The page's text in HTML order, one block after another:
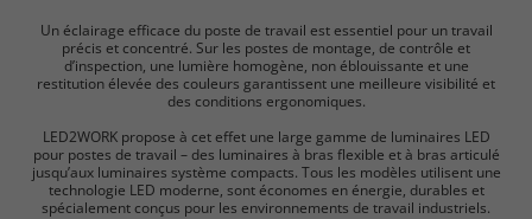
Un éclairage efficace du poste de travail est essentiel pour un travail
précis et concentré. Sur les postes de montage, de contrôle et
d’inspection, une lumière homogène, non éblouissante et une
restitution élevée des couleurs garantissent une meilleure visibilité et
des conditions ergonomiques.
LED2WORK propose à cet effet une large gamme de luminaires LED
pour postes de travail – des luminaires à bras flexible et à bras articulé
jusqu’aux luminaires système compacts. Tous les modèles utilisent une
technologie LED moderne, sont économes en énergie, durables et
spécialement conçus pour les environnements de travail industriels.